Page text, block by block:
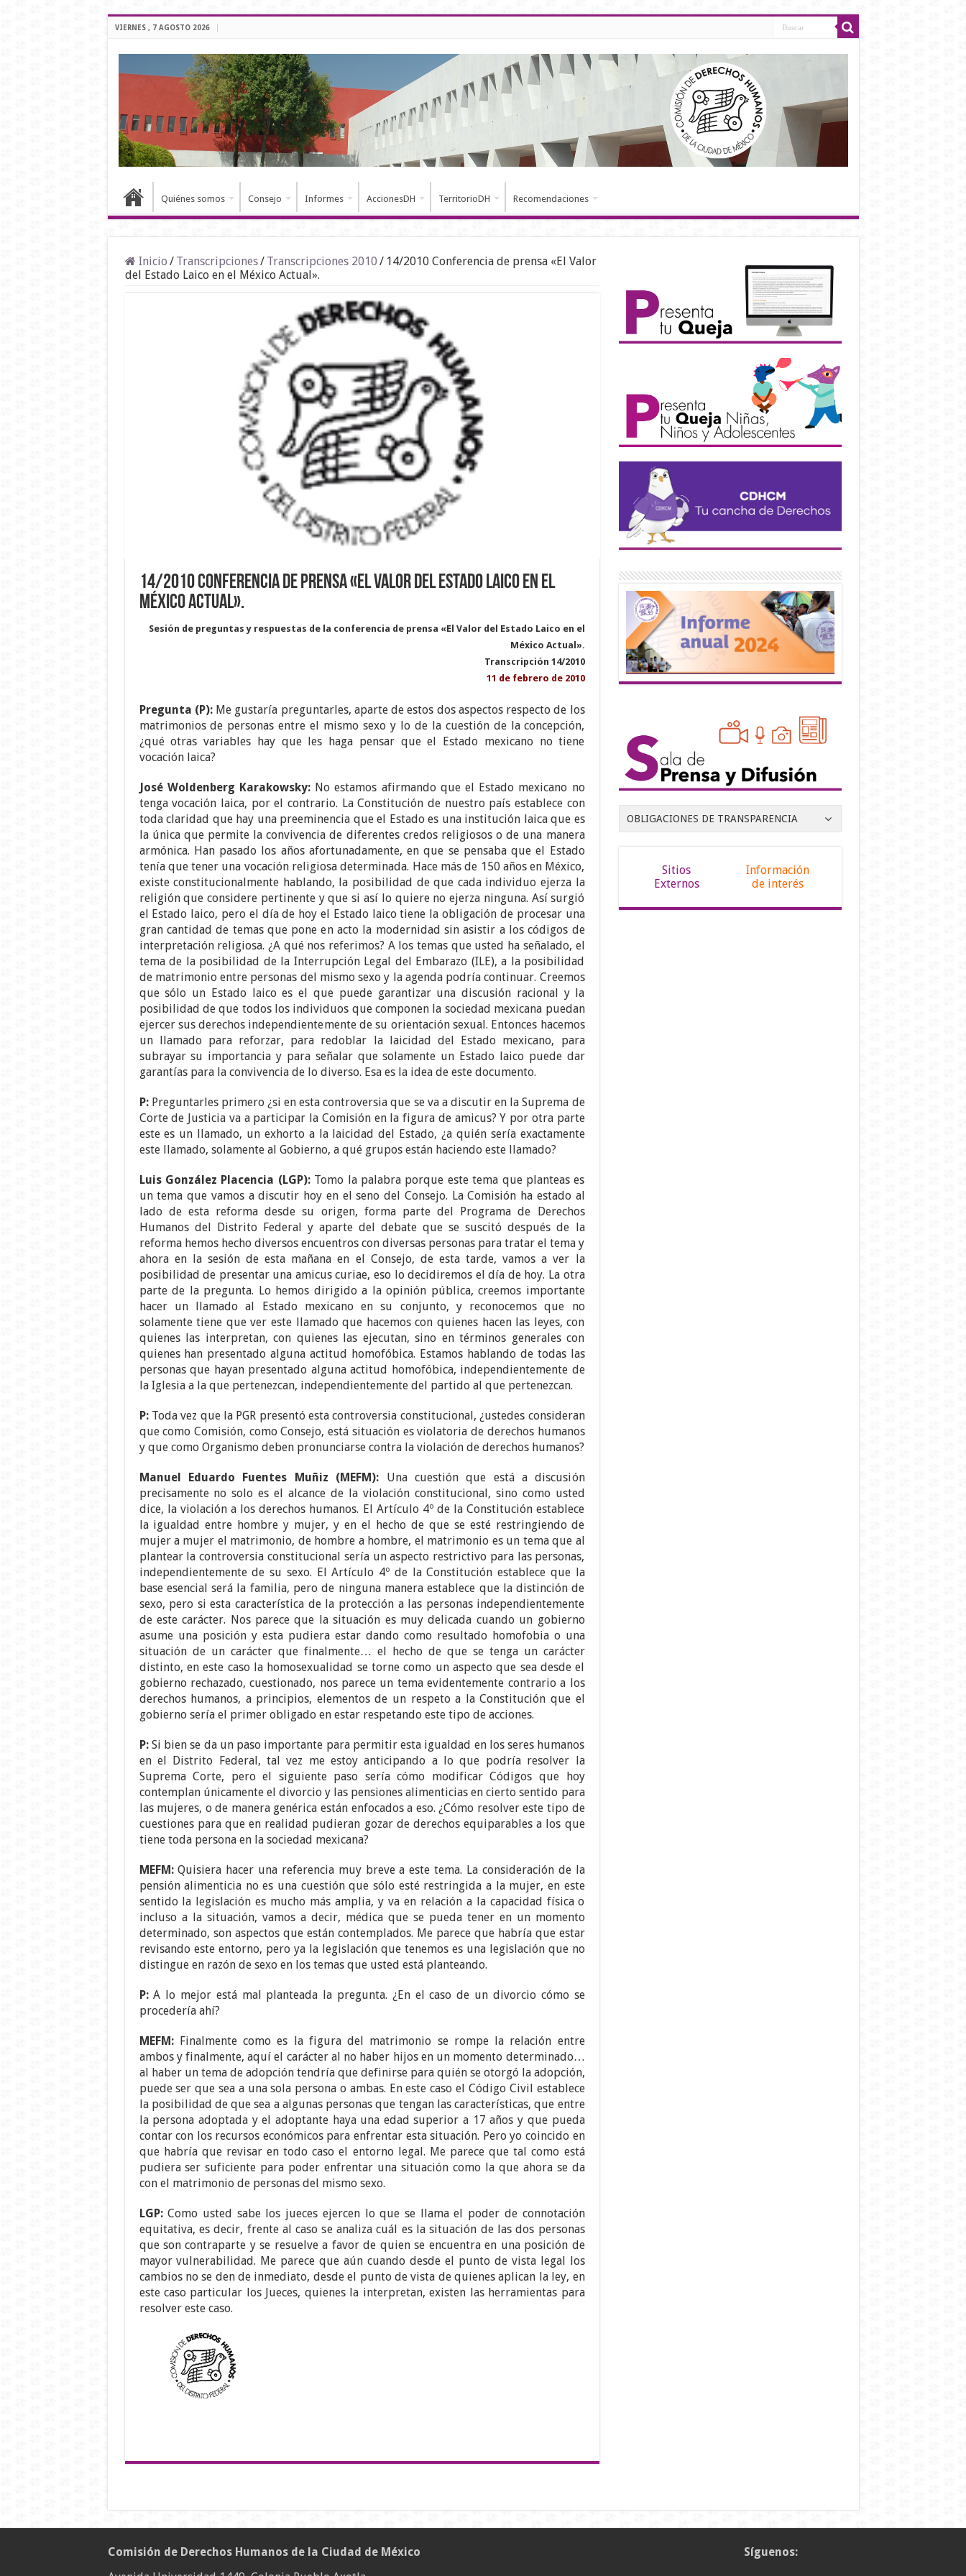
VIERNES , 7 AGOSTO 2026
Quiénes somos Consejo Informes AccionesDH TerritorioDH Recomendaciones
Inicio / Transcripciones/ Transcripciones 2010 / 14/2010 Conferencia de prensa «El Valor
del Estado Laico en el México Actual».
14/2010 Conferencia de prensa «El Valor del Estado Laico en el
México Actual».
Sesión de preguntas y respuestas de la conferencia de prensa «El Valor del Estado Laico en el
México Actual».
Transcripción 14/2010
11 de febrero de 2010
Pregunta (P): Me gustaría preguntarles, aparte de estos dos aspectos respecto de los
matrimonios de personas entre el mismo sexo y lo de la cuestión de la concepción,
¿qué otras variables hay que les haga pensar que el Estado mexicano no tiene
vocación laica?
José Woldenberg Karakowsky: No estamos afirmando que el Estado mexicano no
tenga vocación laica, por el contrario. La Constitución de nuestro país establece con
toda claridad que hay una preeminencia que el Estado es una institución laica que es
la única que permite la convivencia de diferentes credos religiosos o de una manera
armónica. Han pasado los años afortunadamente, en que se pensaba que el Estado
tenía que tener una vocación religiosa determinada. Hace más de 150 años en México,
existe constitucionalmente hablando, la posibilidad de que cada individuo ejerza la
religión que considere pertinente y que si así lo quiere no ejerza ninguna. Así surgió
el Estado laico, pero el día de hoy el Estado laico tiene la obligación de procesar una
gran cantidad de temas que pone en acto la modernidad sin asistir a los códigos de
interpretación religiosa. ¿A qué nos referimos? A los temas que usted ha señalado, el
tema de la posibilidad de la Interrupción Legal del Embarazo (ILE), a la posibilidad
de matrimonio entre personas del mismo sexo y la agenda podría continuar. Creemos
que sólo un Estado laico es el que puede garantizar una discusión racional y la
posibilidad de que todos los individuos que componen la sociedad mexicana puedan
ejercer sus derechos independientemente de su orientación sexual. Entonces hacemos
un llamado para reforzar, para redoblar la laicidad del Estado mexicano, para
subrayar su importancia y para señalar que solamente un Estado laico puede dar
garantías para la convivencia de lo diverso. Esa es la idea de este documento.
P:Preguntarles primero ¿si en esta controversia que se va a discutir en la Suprema de
Corte de Justicia va a participar la Comisión en la figura de amicus? Y por otra parte
este es un llamado, un exhorto a la laicidad del Estado, ¿a quién sería exactamente
este llamado, solamente al Gobierno, a qué grupos están haciendo este llamado?
Luis González Placencia (LGP):Tomo la palabra porque este tema que planteas es
un tema que vamos a discutir hoy en el seno del Consejo. La Comisión ha estado al
lado de esta reforma desde su origen, forma parte del Programa de Derechos
Humanos del Distrito Federal y aparte del debate que se suscitó después de la
reforma hemos hecho diversos encuentros con diversas personas para tratar el tema y
ahora en la sesión de esta mañana en el Consejo, de esta tarde, vamos a ver la
posibilidad de presentar una amicus curiae, eso lo decidiremos el día de hoy. La otra
parte de la pregunta. Lo hemos dirigido a la opinión pública, creemos importante
hacer un llamado al Estado mexicano en su conjunto, y reconocemos que no
solamente tiene que ver este llamado que hacemos con quienes hacen las leyes, con
quienes las interpretan, con quienes las ejecutan, sino en términos generales con
quienes han presentado alguna actitud homofóbica. Estamos hablando de todas las
personas que hayan presentado alguna actitud homofóbica, independientemente de
la Iglesia a la que pertenezcan, independientemente del partido al que pertenezcan.
P:Toda vez que la PGR presentó esta controversia constitucional, ¿ustedes consideran
que como Comisión, como Consejo, está situación es violatoria de derechos humanos
y que como Organismo deben pronunciarse contra la violación de derechos humanos?
Manuel Eduardo Fuentes Muñiz (MEFM): Una cuestión que está a discusión
precisamente no solo es el alcance de la violación constitucional, sino como usted
dice, la violación a los derechos humanos. El Artículo 4º de la Constitución establece
la igualdad entre hombre y mujer, y en el hecho de que se esté restringiendo de
mujer a mujer el matrimonio, de hombre a hombre, el matrimonio es un tema que al
plantear la controversia constitucional sería un aspecto restrictivo para las personas,
independientemente de su sexo. El Artículo 4º de la Constitución establece que la
base esencial será la familia, pero de ninguna manera establece que la distinción de
sexo, pero si esta característica de la protección a las personas independientemente
de este carácter. Nos parece que la situación es muy delicada cuando un gobierno
asume una posición y esta pudiera estar dando como resultado homofobia o una
situación de un carácter que finalmente… el hecho de que se tenga un carácter
distinto, en este caso la homosexualidad se torne como un aspecto que sea desde el
gobierno rechazado, cuestionado, nos parece un tema evidentemente contrario a los
derechos humanos, a principios, elementos de un respeto a la Constitución que el
gobierno sería el primer obligado en estar respetando este tipo de acciones.
P:Si bien se da un paso importante para permitir esta igualdad en los seres humanos
en el Distrito Federal, tal vez me estoy anticipando a lo que podría resolver la
Suprema Corte, pero el siguiente paso sería cómo modificar Códigos que hoy
contemplan únicamente el divorcio y las pensiones alimenticias en cierto sentido para
las mujeres, o de manera genérica están enfocados a eso. ¿Cómo resolver este tipo de
cuestiones para que en realidad pudieran gozar de derechos equiparables a los que
tiene toda persona en la sociedad mexicana?
MEFM:Quisiera hacer una referencia muy breve a este tema. La consideración de la
pensión alimenticia no es una cuestión que sólo esté restringida a la mujer, en este
sentido la legislación es mucho más amplia, y va en relación a la capacidad física o
incluso a la situación, vamos a decir, médica que se pueda tener en un momento
determinado, son aspectos que están contemplados. Me parece que habría que estar
revisando este entorno, pero ya la legislación que tenemos es una legislación que no
distingue en razón de sexo en los temas que usted está planteando.
P:A lo mejor está mal planteada la pregunta. ¿En el caso de un divorcio cómo se
procedería ahí?
MEFM:Finalmente como es la figura del matrimonio se rompe la relación entre
ambos y finalmente, aquí el carácter al no haber hijos en un momento determinado…
al haber un tema de adopción tendría que definirse para quién se otorgó la adopción,
puede ser que sea a una sola persona o ambas. En este caso el Código Civil establece
la posibilidad de que sea a algunas personas que tengan las características, que entre
la persona adoptada y el adoptante haya una edad superior a 17 años y que pueda
contar con los recursos económicos para enfrentar esta situación. Pero yo coincido en
que habría que revisar en todo caso el entorno legal. Me parece que tal como está
pudiera ser suficiente para poder enfrentar una situación como la que ahora se da
con el matrimonio de personas del mismo sexo.
LGP:Como usted sabe los jueces ejercen lo que se llama el poder de connotación
equitativa, es decir, frente al caso se analiza cuál es la situación de las dos personas
que son contraparte y se resuelve a favor de quien se encuentra en una posición de
mayor vulnerabilidad. Me parece que aún cuando desde el punto de vista legal los
cambios no se den de inmediato, desde el punto de vista de quienes aplican la ley, en
este caso particular los Jueces, quienes la interpretan, existen las herramientas para
resolver este caso.
OBLIGACIONES DE TRANSPARENCIA
Sitios
Externos
Información
de interés
Síguenos:
Comisión de Derechos Humanos de la Ciudad de México